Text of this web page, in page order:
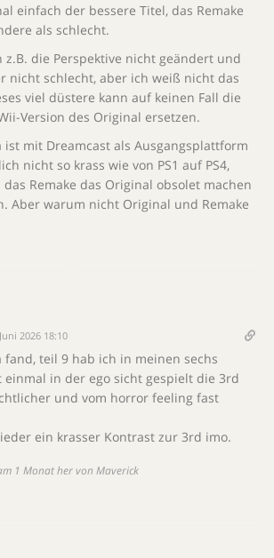
einfach der bessere Titel, das Remake
als schlecht.
z.B. die Perspektive nicht geändert und
nicht schlecht, aber ich weiß nicht das
viel düstere kann auf keinen Fall die
Version des Original ersetzen.
ist mit Dreamcast als Ausgangsplattform
nicht so krass wie von PS1 auf PS4,
Remake das Original obsolet machen
Aber warum nicht Original und Remake
2026 18:10
fand, teil 9 hab ich in meinen sechs
in der ego sicht gespielt die 3rd
und vom horror feeling fast
ein krasser Kontrast zur 3rd imo.
1 Monat her von Maverick